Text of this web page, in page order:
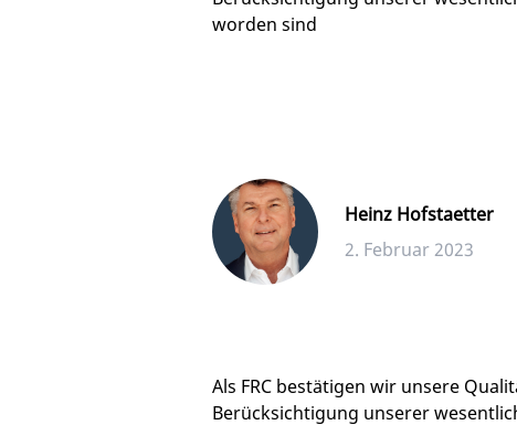
worden sind
Heinz Hofstaetter
2. Februar 2023
Als FRC bestätigen wir unsere
Berücksichtigung unserer